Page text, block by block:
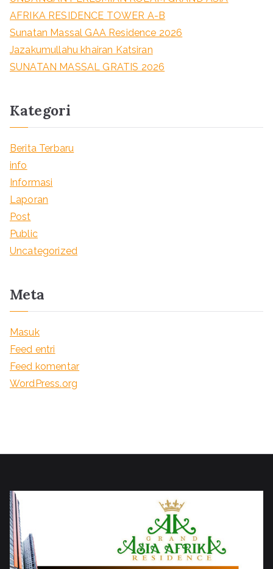
AFRIKA RESIDENCE TOWER A-B
Sunatan Massal GAA Residence 2026
Jazakumullahu khairan Katsiran
SUNATAN MASSAL GRATIS 2026
Kategori
Berita Terbaru
info
Informasi
Laporan
Post
Public
Uncategorized
Meta
Masuk
Feed entri
Feed komentar
WordPress.org